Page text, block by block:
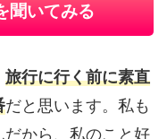
聞いてみる
旅行に行く前に素直
だと思います。私も
から、私のこと好